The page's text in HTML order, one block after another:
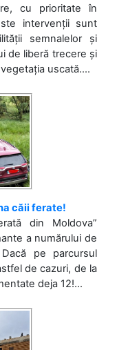
cu prioritate în
intervenții sunt
semnalelor și
de liberă trecere și
uscată....
căii ferate!
din Moldova”
a numărului de
pe parcursul
de cazuri, de la
deja 12!...